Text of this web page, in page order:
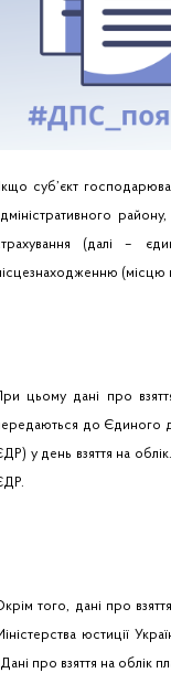
суб’єкт
(далі –
(місцю
цьому дані про
до Єдиного
у день взяття на
того, дані про
юстиції
про взяття на облік